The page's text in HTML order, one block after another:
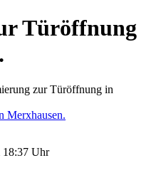
Türöffnung
zur Türöffnung in
18:37 Uhr